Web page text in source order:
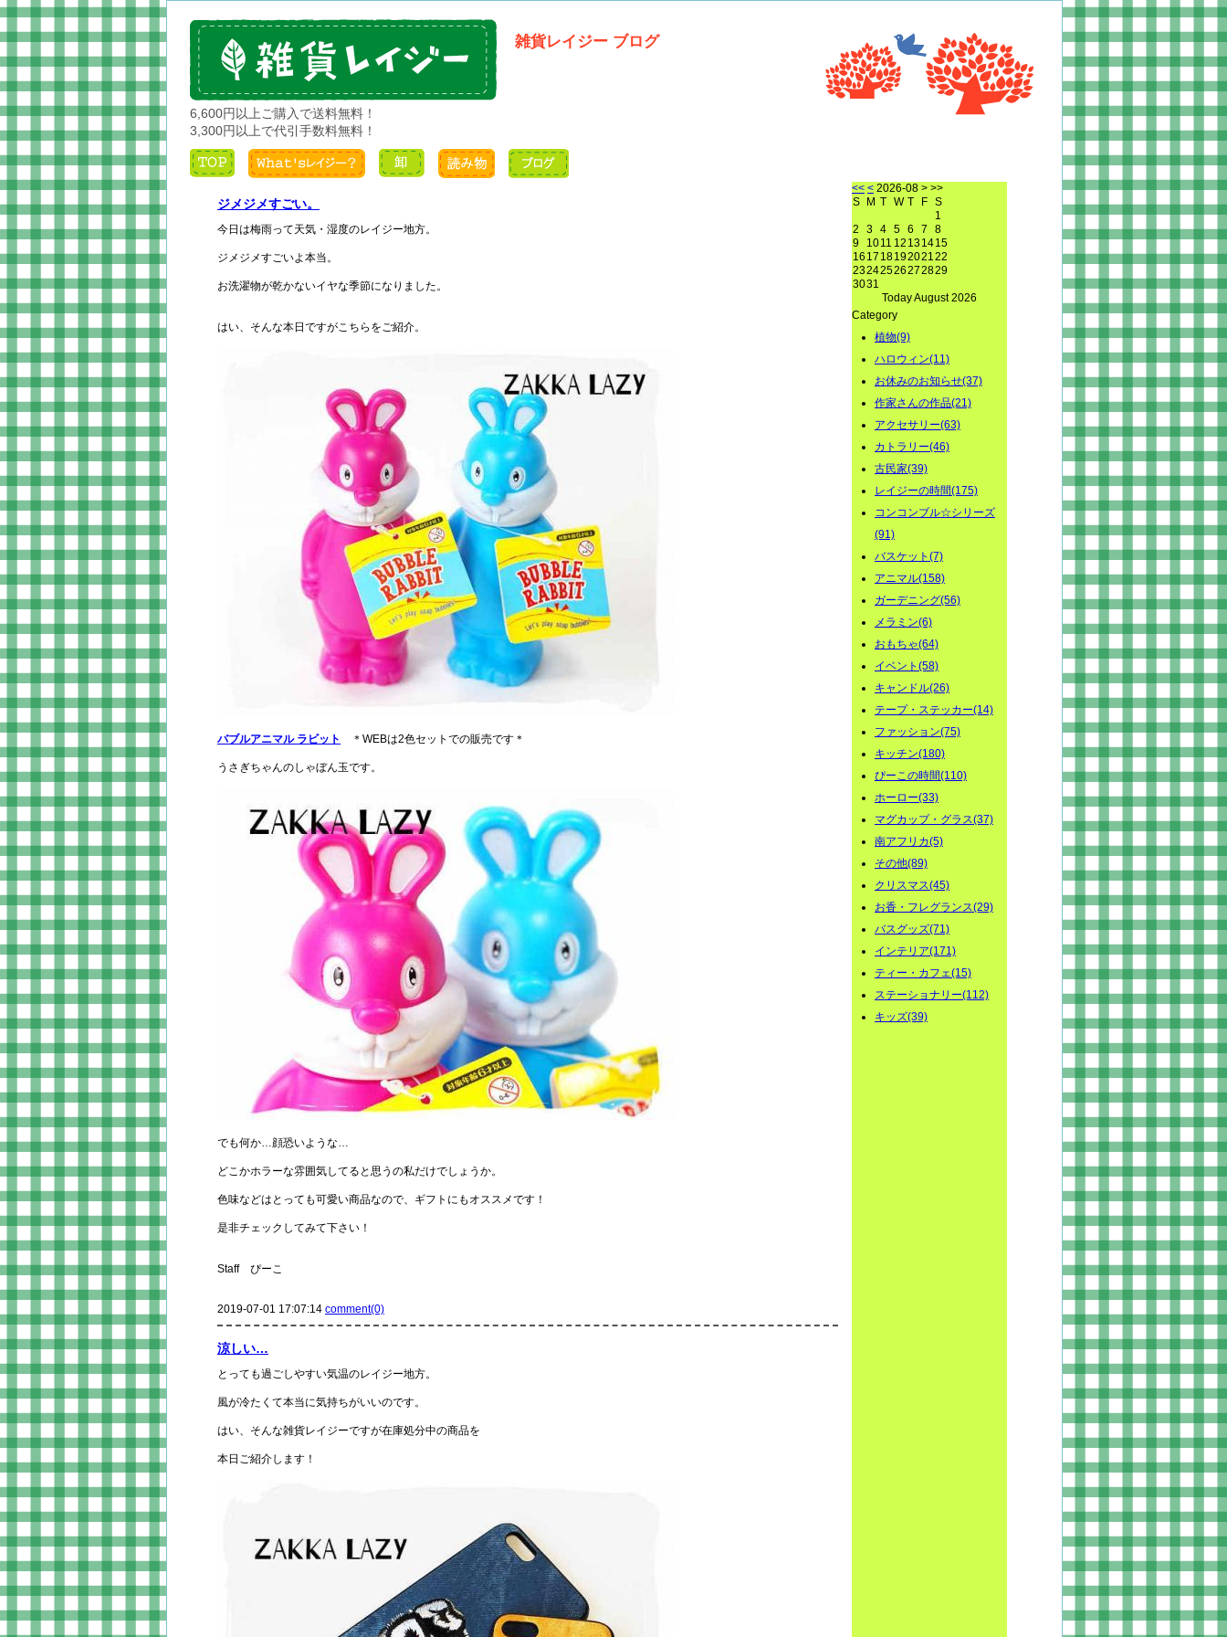
雑貨レイジー ブログ
6,600円以上ご購入で送料無料！
3,300円以上で代引手数料無料！
ジメジメすごい。
今日は梅雨って天気・湿度のレイジー地方。
ジメジメすごいよ本当。
お洗濯物が乾かないイヤな季節になりました。
はい、そんな本日ですがこちらをご紹介。
バブルアニマル ラビット ＊WEBは2色セットでの販売です＊
うさぎちゃんのしゃぼん玉です。
でも何か…顔恐いような…
どこかホラーな雰囲気してると思うの私だけでしょうか。
色味などはとっても可愛い商品なので、ギフトにもオススメです！
是非チェックしてみて下さい！
Staff ぴーこ
2019-07-01 17:07:14 comment(0)
涼しい…
とっても過ごしやすい気温のレイジー地方。
風が冷たくて本当に気持ちがいいのです。
はい、そんな雑貨レイジーですが在庫処分中の商品を
本日ご紹介します！
<< < 2026-08 > >>
S
M T W T F S
1
2
3 4 5 6 7
8
9
1011 12 131415
16 17 1819202122
23242526272829
3031
Today August 2026
Category
植物(9)
ハロウィン(11)
お休みのお知らせ(37)
作家さんの作品(21)
アクセサリー(63)
カトラリー(46)
古民家(39)
レイジーの時間(175)
コンコンブル☆シリーズ
(91)
バスケット(7)
アニマル(158)
ガーデニング(56)
メラミン(6)
おもちゃ(64)
イベント(58)
キャンドル(26)
テープ・ステッカー(14)
ファッション(75)
キッチン(180)
ぴーこの時間(110)
ホーロー(33)
マグカップ・グラス(37)
南アフリカ(5)
その他(89)
クリスマス(45)
お香・フレグランス(29)
バスグッズ(71)
インテリア(171)
ティー・カフェ(15)
ステーショナリー(112)
キッズ(39)